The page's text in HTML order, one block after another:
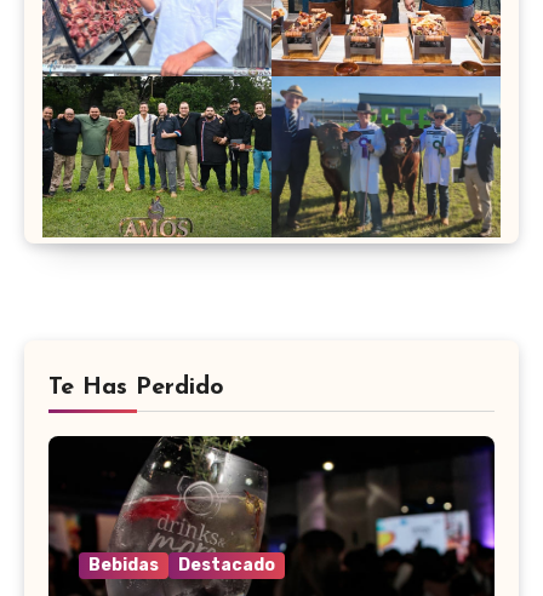
Te Has Perdido
Bebidas Destacado